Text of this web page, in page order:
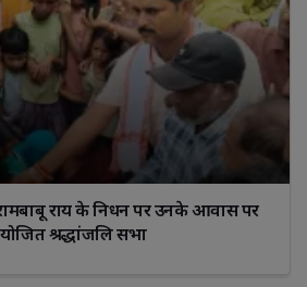
राय के निधन पर उनके आवास पर
श्रद्धांजलि सभा